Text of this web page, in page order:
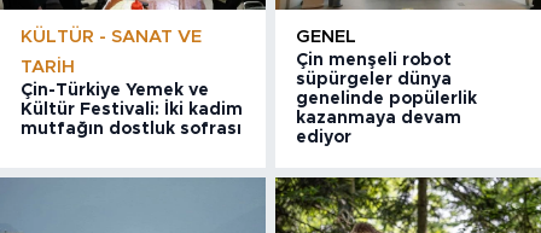
KÜLTÜR - SANAT VE
TARIH
Çin-Türkiye Yemek ve
Kültür Festivali: İki kadim
mutfağın dostluk sofrası
GENEL
Çin menşeli robot
süpürgeler dünya
genelinde popülerlik
kazanmaya devam
ediyor